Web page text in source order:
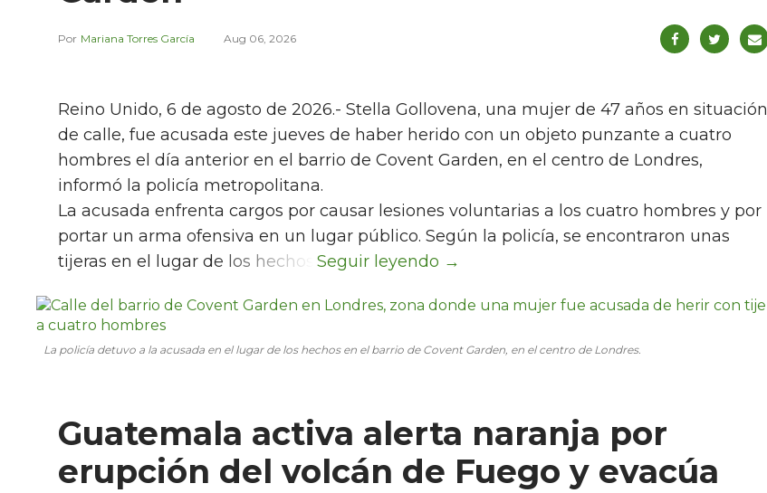
Mariana Torres García Aug 06, 2026
La policía detuvo a la acusada en el lugar de los hechos en el barrio de Covent Garden, en el centro de Londres.
Reino Unido, 6 de agosto de 2026.- Stella Gollovena, una mujer de 47 años en situación
de calle, fue acusada este jueves de haber herido con un objeto punzante a cuatro
hombres el día anterior en el barrio de Covent Garden, en el centro de Londres,
informó la policía metropolitana.
La acusada enfrenta cargos por causar lesiones voluntarias a los cuatro hombres y por
portar un arma ofensiva en un lugar público. Según la policía, se encontraron unas
tijeras en el lugar de los hechos.
Guatemala activa alerta naranja por
erupción del volcán de Fuego y evacúa